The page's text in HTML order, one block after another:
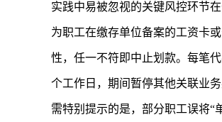
实践中易被忽视的关键风控环节
为职工在缴存单位备案的工资卡
性，任一不符即中止划款。每笔
个工作日，期间暂停其他关联业务
需特别提示的是，部分职工误将“